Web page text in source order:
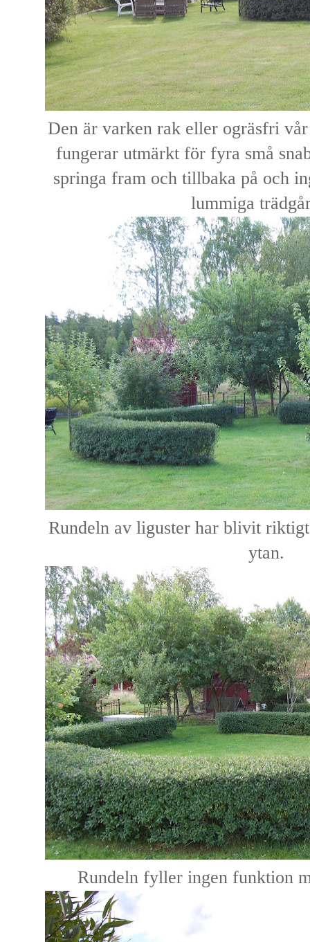
Den är varken rak eller ogräsfri
fungerar utmärkt för fyra små
springa fram och tillbaka på och
lummiga
Rundeln av liguster har blivit
ytan.
Rundeln fyller ingen funktion